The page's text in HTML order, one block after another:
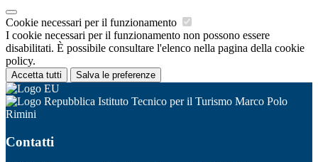
Cookie necessari per il funzionamento
I cookie necessari per il funzionamento non possono essere
disabilitati. È possibile consultare l'elenco nella pagina della cookie
policy.
Accetta tutti Salva le preferenze
Istituto Tecnico per il Turismo Marco Polo
Rimini
Contatti